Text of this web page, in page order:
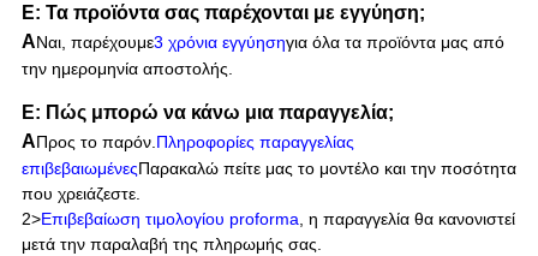
Ε: Τα προϊόντα σας παρέχονται με εγγύηση;
ΑΝαι, παρέχουμε3 χρόνια εγγύησηγια όλα τα προϊόντα μας από
την ημερομηνία αποστολής.
Ε: Πώς μπορώ να κάνω μια παραγγελία;
ΑΠρος το παρόν.Πληροφορίες παραγγελίας
επιβεβαιωμένεςΠαρακαλώ πείτε μας το μοντέλο και την ποσότητα
που χρειάζεστε.
2>Επιβεβαίωση τιμολογίου proforma, η παραγγελία θα κανονιστεί
μετά την παραλαβή της πληρωμής σας.